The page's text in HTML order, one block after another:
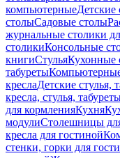
компьютерныеДетские
столыСадовые столы
журнальные столики
столикиКонсольные
книгиСтульяКухонные
табуретыКомпьютерные
креслаДетские стулья,
кресла, стулья,
для кормленияКухня
модулиСтолешницы
кресла для гостиной
стенки, горки для